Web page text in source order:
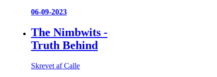
06-09-2023
The Nimbwits -
Truth Behind
Skrevet af Calle